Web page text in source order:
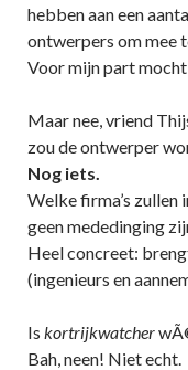
hebben aan een
ontwerpers om mee
Voor mijn part
Maar nee, vriend
zou de ontwerper
Nog iets.
Welke firma’s zullen
geen mededinging
Heel concreet:
(ingenieurs en
Is kortrijkwatcher
Bah, neen! Niet echt.